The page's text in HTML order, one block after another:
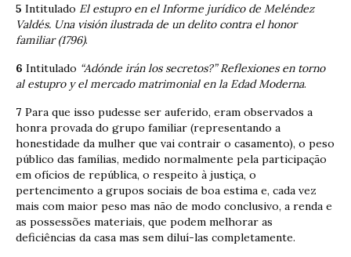
5 Intitulado El estupro en el Informe jurídico de Meléndez
Valdés. Una visión ilustrada de un delito contra el honor
familiar (1796).
6 Intitulado “Adónde irán los secretos?” Reflexiones en torno
al estupro y el mercado matrimonial en la Edad Moderna.
7 Para que isso pudesse ser auferido, eram observados a
honra provada do grupo familiar (representando a
honestidade da mulher que vai contrair o casamento), o peso
público das famílias, medido normalmente pela participação
em ofícios de república, o respeito à justiça, o
pertencimento a grupos sociais de boa estima e, cada vez
mais com maior peso mas não de modo conclusivo, a renda e
as possessões materiais, que podem melhorar as
deficiências da casa mas sem diluí-las completamente.